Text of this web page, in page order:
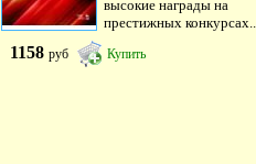
высокие награды на
престижных
1158 руб Купить